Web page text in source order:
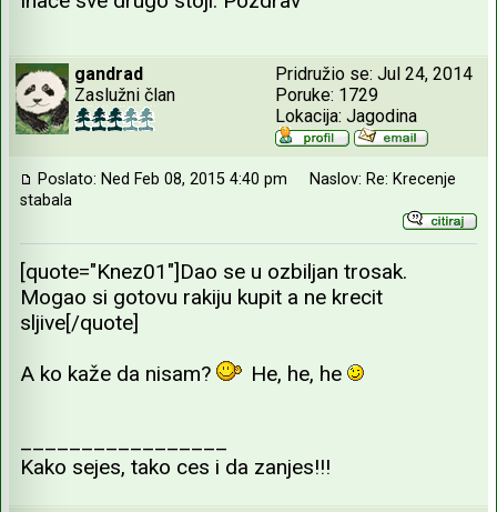
gandrad
Zaslužni član
Pridružio se: Jul 24, 2014
Poruke: 1729
Lokacija: Jagodina
Poslato: Ned Feb 08, 2015 4:40 pm
Naslov: Re: Krecenje
stabala
[quote="Knez01"]Dao se u ozbiljan trosak.
Mogao si gotovu rakiju kupit a ne krecit
sljive[/quote]
A ko kaže da nisam?
He, he, he
_________________
Kako sejes, tako ces i da zanjes!!!